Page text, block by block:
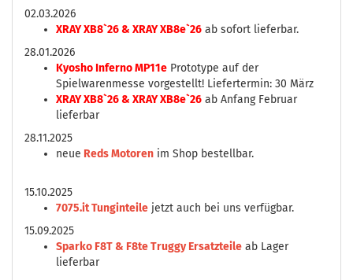
02.03.2026
XRAY XB8`26 & XRAY XB8e`26 ab sofort lieferbar.
28.01.2026
Kyosho Inferno MP11e Prototype auf der
Spielwarenmesse vorgestellt! Liefertermin: 30 März
XRAY XB8`26 & XRAY XB8e`26 ab Anfang Februar
lieferbar
28.11.2025
neue Reds Motoren im Shop bestellbar.
15.10.2025
7075.it Tunginteile jetzt auch bei uns verfügbar.
15.09.2025
Sparko F8T & F8te Truggy Ersatzteile ab Lager
lieferbar